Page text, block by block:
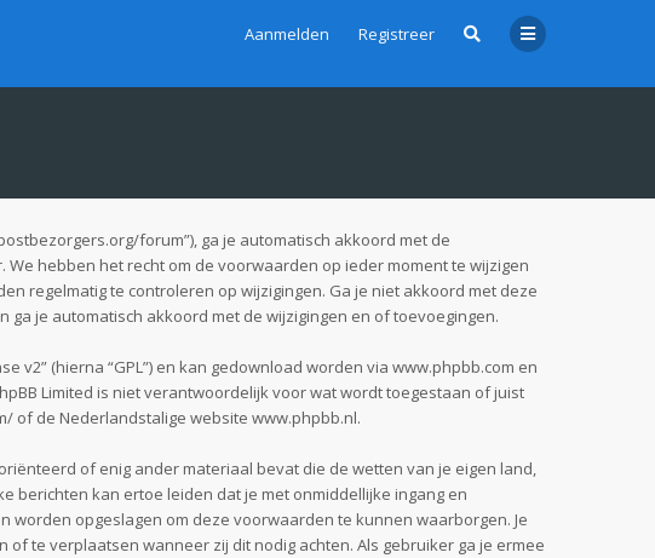
Aanmelden Registreer
forum”), ga je automatisch akkoord met de
hebben het recht om de voorwaarden op ieder moment te wijzigen
regelmatig te controleren op wijzigingen. Ga je niet akkoord met deze
ga je automatisch akkoord met de wijzigingen en of toevoegingen.
v2” (hierna “GPL”) en kan gedownload worden via www.phpbb.com en
Limited is niet verantwoordelijk voor wat wordt toegestaan of juist
of de Nederlandstalige website www.phpbb.nl.
of enig ander materiaal bevat die de wetten van je eigen land,
berichten kan ertoe leiden dat je met onmiddellijke ingang en
opgeslagen om deze voorwaarden te kunnen waarborgen. Je
te verplaatsen wanneer zij dit nodig achten. Als gebruiker ga je ermee